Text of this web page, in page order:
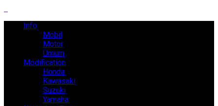
Info
Mobil
Motor
Umum
Modification
Honda
Kawasaki
Suzuki
Yamaha